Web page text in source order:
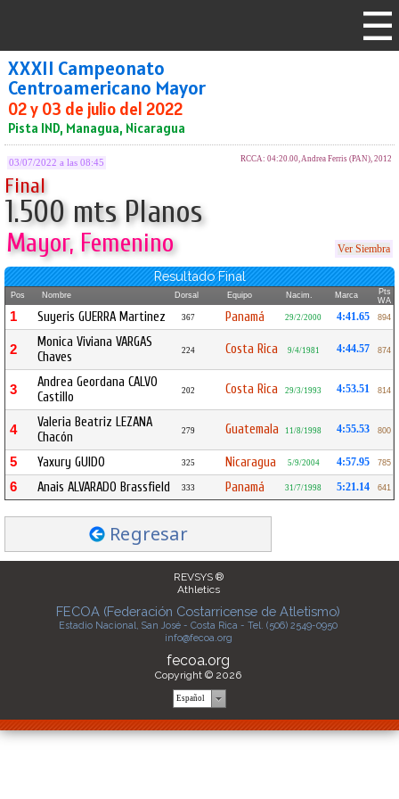
XXXII Campeonato
Centroamericano Mayor
02 y 03 de julio del 2022
Pista IND, Managua, Nicaragua
03/07/2022 a las 08:45 RCCA: 04:20.00, Andrea Ferris (PAN), 2012
Final
1.500 mts Planos
Mayor, Femenino Ver Siembra
Resultado Final
Pos Nombre Dorsal Equipo Nacim. Marca
Pts
WA
1 Suyeris GUERRA Martinez 367 Panamá 29/2/2000 4:41.65 894
2
Monica Viviana VARGAS
Chaves
224 Costa Rica 9/4/1981 4:44.57 874
3
Andrea Geordana CALVO
Castillo
202 Costa Rica 29/3/1993 4:53.51 814
4
Valeria Beatriz LEZANA
Chacón
279 Guatemala 11/8/1998 4:55.53 800
5 Yaxury GUIDO 325 Nicaragua 5/9/2004 4:57.95 785
6 Anais ALVARADO Brassfield 333 Panamá 31/7/1998 5:21.14 641
Regresar
REVSYS ®
Athletics
FECOA (Federación Costarricense de Atletismo)
Estadio Nacional, San José - Costa Rica - Tel. (506) 2549-0950
info@fecoa.org
fecoa.org
Copyright © 2026